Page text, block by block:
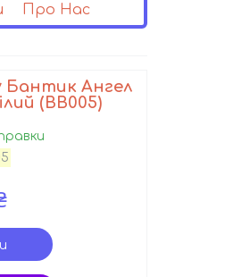
Про Нас
Ангел
(BB005)